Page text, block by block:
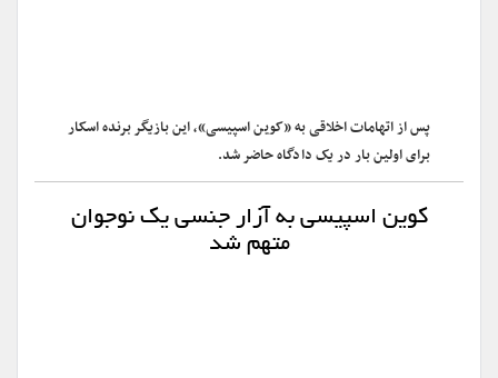
پس از اتهامات اخلاقی به «کوین اسپیسی»، این بازیگر برنده اسکار
برای اولین بار در یک دادگاه حاضر شد.
کوین اسپیسی به آزار جنسی یک نوجوان
متهم شد